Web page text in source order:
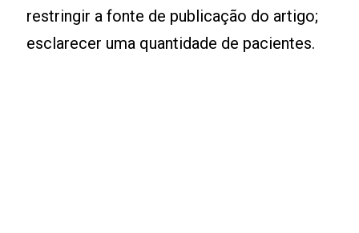
restringir a fonte de publicação do artigo;
esclarecer uma quantidade de pacientes.